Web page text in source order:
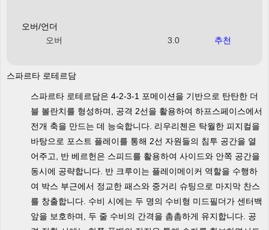
오버/언더
오버
3.0 추천
스파르타 로테르담
스파르타 로테르담은 4-2-3-1 포메이션을 기반으로 탄탄한 더
블 볼란치를 형성하며, 공격 2선을 활용하여 하프스페이스에서
전개 축을 만드는 데 능숙합니다. 리우리첸은 탁월한 피지컬을
바탕으로 포스트 플레이를 통해 2선 자원들의 침투 공간을 열
어주고, 반 베르헌은 스피드를 활용하여 사이드와 안쪽 공간을
동시에 공략합니다. 반 크루이는 플레이메이커 역할을 수행하
여 박스 부근에서 정교한 패스와 중거리 슈팅으로 마지막 찬스
를 창출합니다. 수비 시에는 두 명의 수비형 미드필더가 센터백
앞을 보호하며, 두 줄 수비의 간격을 촘촘하게 유지합니다. 공